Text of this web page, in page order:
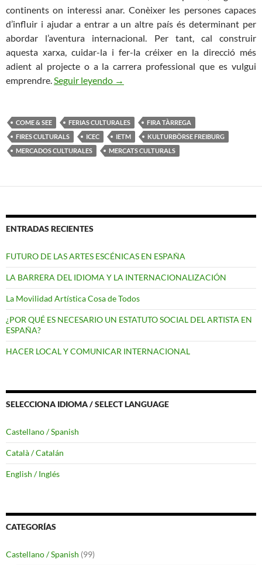
continents on interessi anar. Conèixer les persones capaces
d’influir i ajudar a entrar a un altre país és determinant per
abordar l’aventura internacional. Per tant, cal construir
aquesta xarxa, cuidar-la i fer-la créixer en la direcció més
adient al projecte o a la carrera professional que es vulgui
emprendre. Seguir leyendo Anem de Fires
→
COME & SEE FERIAS CULTURALES
FIRA TÀRREGA
FIRES CULTURALS
ICEC IETM
KULTURBÖRSE FREIBURG
MERCADOS CULTURALES
MERCATS CULTURALS
ENTRADAS RECIENTES
FUTURO DE LAS ARTES ESCÉNICAS EN ESPAÑA
LA BARRERA DEL IDIOMA Y LA INTERNACIONALIZACIÓN
La Movilidad Artística Cosa de Todos
¿POR QUÉ ES NECESARIO UN ESTATUTO SOCIAL DEL ARTISTA EN
ESPAÑA?
HACER LOCAL Y COMUNICAR INTERNACIONAL
SELECCIONA IDIOMA / SELECT LANGUAGE
Castellano / Spanish
Català / Catalán
English / Inglés
CATEGORÍAS
Castellano / Spanish (99)